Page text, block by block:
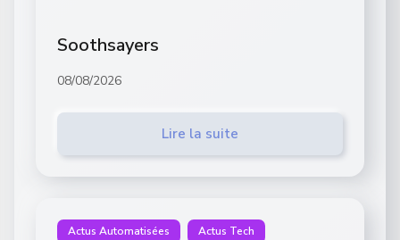
Soothsayers
08/08/2026
Lire la suite
Actus Automatisées Actus Tech